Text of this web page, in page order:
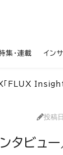
集・連載 イン
Insight」インタ
投稿
ビュー